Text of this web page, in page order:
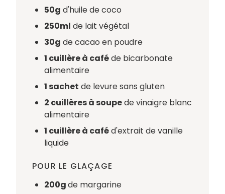
50g d'huile de coco
250ml de lait végétal
30g de cacao en poudre
1 cuillère à caféde bicarbonate
alimentaire
1 sachet de levure sans gluten
2 cuillères à soupede vinaigre blanc
alimentaire
1 cuillère à caféd'extrait de vanille
liquide
POUR LE GLAÇAGE
200gde margarine